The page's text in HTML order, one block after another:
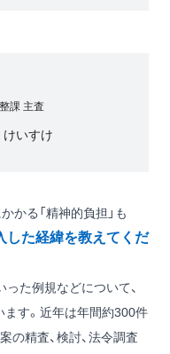
課 主査
けいすけ
かる「精神的負担」も
た経緯を教えてくだ
た例規などについて、
す。近年は年間約300件
の精査、検討、法令調査